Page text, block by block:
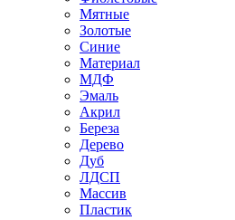
Мятные
Золотые
Синие
Материал
МДФ
Эмаль
Акрил
Береза
Дерево
Дуб
ЛДСП
Массив
Пластик